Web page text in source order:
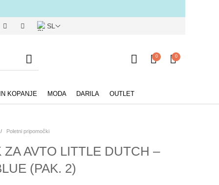
SL
0 0
KOPANJE MODA DARILA OUTLET
/ Poletni pripomočki
ZA AVTO LITTLE DUTCH –
(PAK. 2)